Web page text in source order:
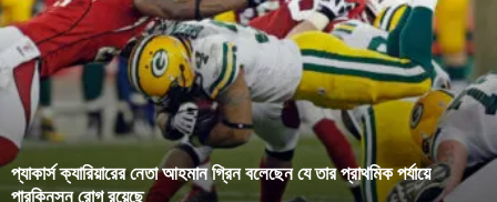
প্যাকার্স ক্যারিয়ারের নেতা আহমান গ্রিন বলেছেন যে তার প্রাথমিক পর্যায়ে
পারকিনসন রোগ রয়েছে